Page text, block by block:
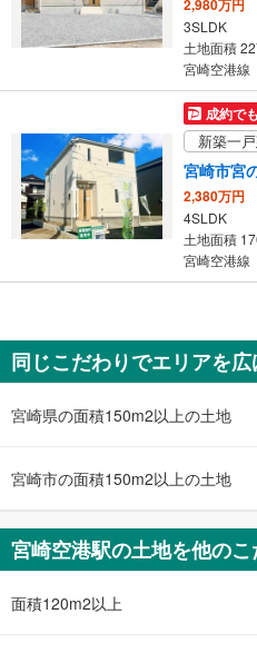
2,980万円
3SLDK
土地面積
宮崎空港線
成約で
新築一
宮崎市宮
2,380万円
4SLDK
土地面積
宮崎空港線
宮崎市宮
2,580万円
4LDK
土地面積
同じこだわりでエリアを
宮崎県の面積150m2以上の土地
宮崎市の面積150m2以上の土地
宮崎空港駅の土地を他の
面積120m2以上